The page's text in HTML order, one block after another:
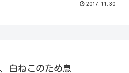
2017.11.30
白ねこのため息